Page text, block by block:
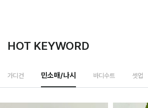
HOT KEYWORD
가디건 민소매/나시 바디수트 셋업